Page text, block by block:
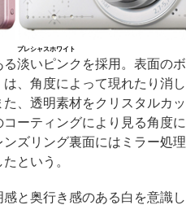
プレシャスホワイト
淡いピンクを採用。表面のボ
、角度によって現れたり消し
、透明素材をクリスタルカッ
ーティングにより見る角度に
ズリング裏面にはミラー処理
という。
と奥行き感のある白を意識し